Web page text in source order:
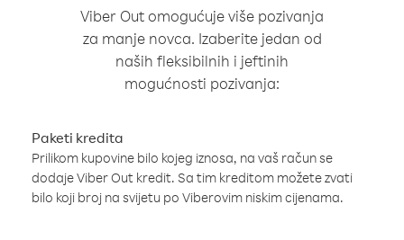
Viber Out omogućuje više pozivanja
za manje novca. Izaberite jedan od
naših fleksibilnih i jeftinih
mogućnosti pozivanja:
Paketi kredita
Prilikom kupovine bilo kojeg iznosa, na vaš račun se
dodaje Viber Out kredit. Sa tim kreditom možete zvati
bilo koji broj na svijetu po Viberovim niskim cijenama.